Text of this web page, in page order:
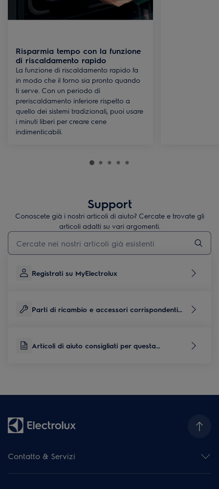
Risparmia tempo con la funzione
di riscaldamento rapido
La funzione di riscaldamento rapido fa
in modo che il forno sia pronto quando
ti serve. Con un periodo di
preriscaldamento inferiore rispetto a
quello dei sistemi tradizionali, puoi usare
i minuti liberi per creare cene
indimenticabili.
Support
Conoscete già i nostri articoli di aiuto? Cercate e trovate gli
articoli adatti su vari argomenti.
Inserisci il termine di ricerca per gli articoli di assistenza
Registrati su MyElectrolux
Parti di ricambio e accessori corrispondenti
Articoli di aiuto consigliati per questa
Contatto & Servizi